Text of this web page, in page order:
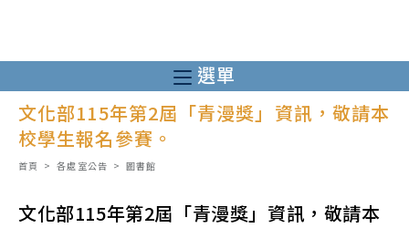
至
主
要
選單
文化部115年第2屆「青漫獎」資訊，敬請本
校學生報名參賽。
首頁 > 各處室公告 > 圖書館
文化部115年第2屆「青漫獎」資訊，敬請本